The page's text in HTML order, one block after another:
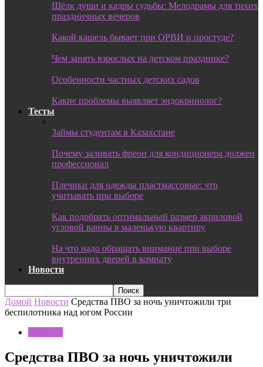
Шёлк души и кадры судьбы: Мелодрамы для тихих
праздничных вечеров
Какой кашель бывает при ОРВИ и простуде?
Чем занять взрослых на детском празднике?
Особенности частных детских садов
Какие проблемы выявляет эндокринолог?
Тесты
Займы студентам в Казахстане
Почему заливать фреон для кондиционера должен
профессионал
Плечики для одежды пластмассовые: что
учитывать при выборе
Как подобрать оптимальный размер акриловой
угловой ванны в маленькую квартиру
На что надо обращать внимание при выборе
внутренних дверей в комнату
Новости
Домой Новости Средства ПВО за ночь уничтожили три
беспилотника над югом России
Средства ПВО за ночь уничтожили